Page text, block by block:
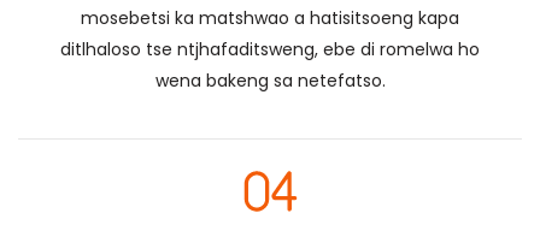
mosebetsi ka matshwao a hatisitsoeng kapa
ditlhaloso tse ntjhafaditsweng, ebe di romelwa ho
wena bakeng sa netefatso.